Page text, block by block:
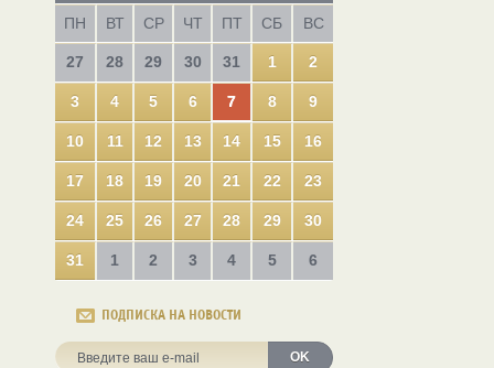
ПН ВТ СР ЧТ ПТ СБ ВС
27 28 29 30 31 1 2
3 4 5 6 7 8 9
10 11 12 13 14 15 16
17 18 19 20 21 22 23
24 25 26 27 28 29 30
31 1 2 3 4 5 6
ПОДПИСКА НА НОВОСТИ
OK